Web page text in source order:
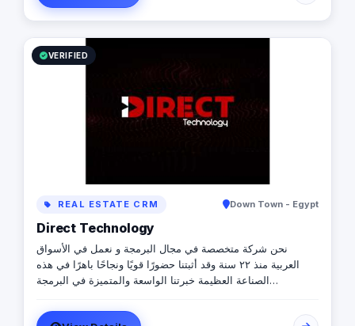
VERIFIED
REAL ESTATE CRM Down Town - Egypt
Direct Technology
نحن شركة متخصصة في مجال البرمجة و نعمل في الأسواق
العربية منذ ٢٢ سنة وقد أثبتنا حضورًا قويًا ونجاحًا باهرًا في هذه
الصناعة العظيمة خبرتنا الواسعة والمتميزة في البرمجة
العلامات التجارية المعروفة والمشهورة في الأسواق العربية